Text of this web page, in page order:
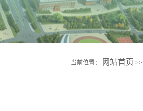
当前位置： 网站首页 >>